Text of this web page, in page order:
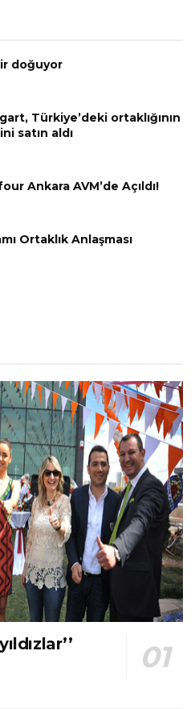
doğuyor
Türkiye’deki ortaklığının
satın aldı
Ankara AVM’de Açıldı!
Ortaklık Anlaşması